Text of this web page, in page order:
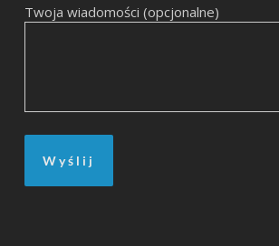
Twoja wiadomości (opcjonalne)